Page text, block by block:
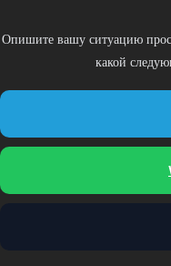
Опишите вашу ситуацию
какой